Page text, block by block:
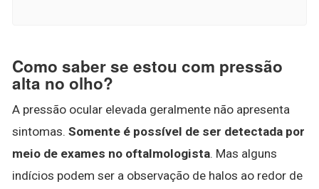
Como saber se estou com pressão
alta no olho?
A pressão ocular elevada geralmente não apresenta
sintomas. Somente é possível de ser detectada por
meio de exames no oftalmologista. Mas alguns
indícios podem ser a observação de halos ao redor de